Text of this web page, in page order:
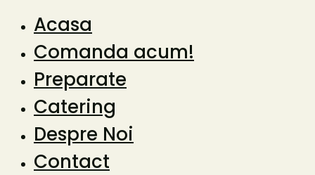
Acasa
Comanda acum!
Preparate
Catering
Despre Noi
Contact